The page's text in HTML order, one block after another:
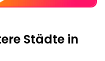
Städte in